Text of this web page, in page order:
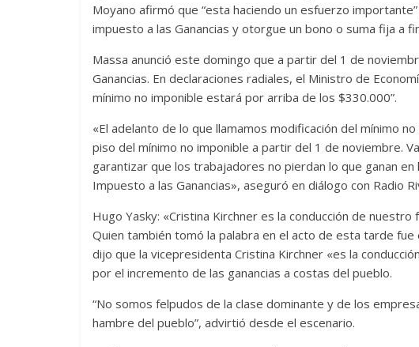
Moyano afirmó que “esta haciendo un esfuerzo
impuesto a las Ganancias y otorgue un bono o suma fija a
Massa anunció este domingo que a partir del 1 de
Ganancias. En declaraciones radiales, el Ministro de
mínimo no imponible estará por arriba de los $330.000”.
«El adelanto de lo que llamamos modificación del mínimo
piso del mínimo no imponible a partir del 1 de noviembre.
garantizar que los trabajadores no pierdan lo que ganan
Impuesto a las Ganancias», aseguró en diálogo con Radio
Hugo Yasky: «Cristina Kirchner es la conducción de nuestro
Quien también tomó la palabra en el acto de esta tarde
dijo que la vicepresidenta Cristina Kirchner «es la
por el incremento de las ganancias a costas del pueblo.
“No somos felpudos de la clase dominante y de los
hambre del pueblo”, advirtió desde el escenario.